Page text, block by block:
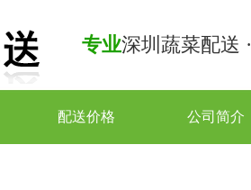
专业深圳蔬菜配送 ·
配送价格 公司简介